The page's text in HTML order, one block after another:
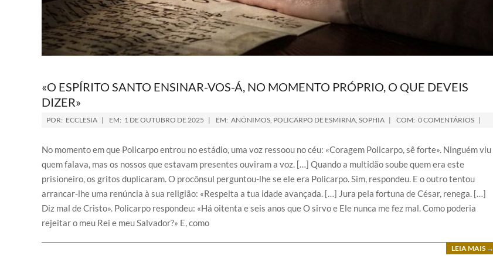
«O ESPÍRITO SANTO ENSINAR-VOS-Á, NO MOMENTO PRÓPRIO, O QUE DEVEIS
DIZER»
POR: ECCLESIA EM: 1 DE OUTUBRO DE 2025 EM: ANÔNIMOS, POLICARPO DE ESMIRNA, SOPHIA COM: 0 COMENTÁRIOS
No momento em que Policarpo entrou no estádio, uma voz ressoou no céu: «Coragem Policarpo, sê forte». Ninguém viu
quem falava, mas os nossos que estavam presentes ouviram a voz. […] Quando a multidão soube quem era este
prisioneiro, os gritos duplicaram. O procônsul perguntou-lhe se ele era Policarpo. Sim, respondeu. E o outro tentou
arrancar-lhe uma renúncia à sua religião: «Respeita a tua idade avançada. […] Jura pela fortuna de César, renega. […]
Diz mal de Cristo». Policarpo respondeu: «Há oitenta e seis anos que O sirvo e Ele nunca me fez mal. Como poderia
rejeitar o meu Rei e meu Salvador?» E, como
LEIA MAIS →